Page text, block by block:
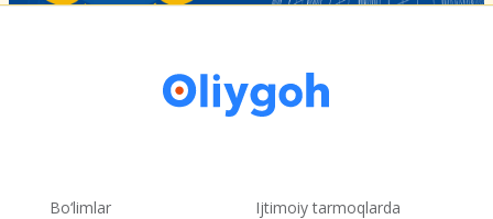
Bo‘limlar Ijtimoiy tarmoqlarda